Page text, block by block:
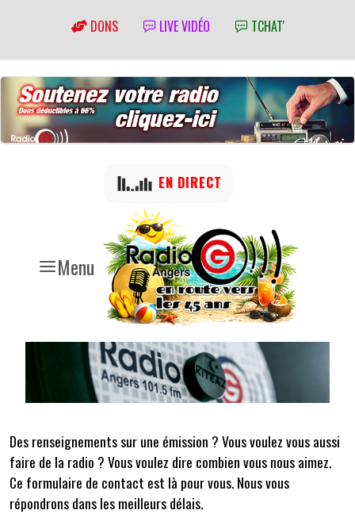
DONS LIVE VIDÉO TCHAT'
Menu
EN DIRECT
Des renseignements sur une émission ? Vous voulez vous aussi
faire de la radio ? Vous voulez dire combien vous nous aimez.
Ce formulaire de contact est là pour vous. Nous vous
répondrons dans les meilleurs délais.